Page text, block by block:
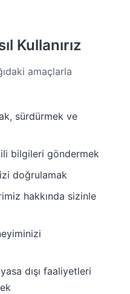
Kullanırız
amaçlarla
sürdürmek ve
bilgileri göndermek
doğrulamak
hakkında sizinle
dışı faaliyetleri